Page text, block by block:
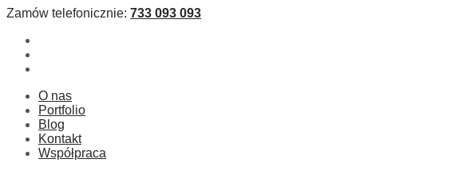
Zamów telefonicznie: 733 093 093
O nas
Portfolio
Blog
Kontakt
Współpraca